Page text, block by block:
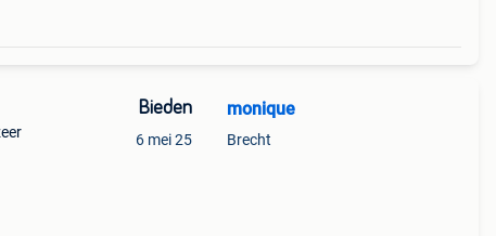
Bieden
6 mei 25
monique
Brecht